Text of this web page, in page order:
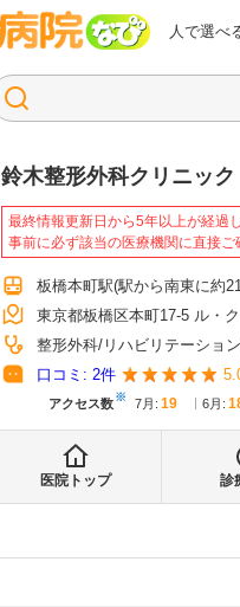
人で選べ
病院なび
鈴木整形外科クリニック
最終情報更新日から5年以上が経過
事前に必ず該当の医療機関に直接ご
板橋本町駅(駅から南東に約
東京都板橋区本町17-5 ル・
整形外科 リハビリテーショ
口コミ: 2件
アクセス数※ 7月 : 19 6月 :
医院トップ 診